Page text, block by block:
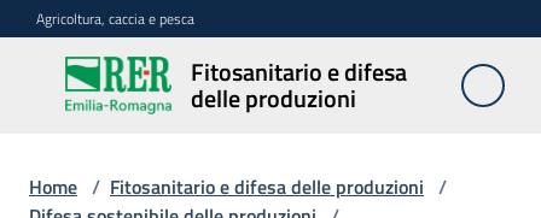
Vai al contenuto
Vai alla navigazione
Vai al footer
Agricoltura, caccia e pesca
Fitosanitario e difesa
delle produzioni
Fitosanitario
e difesa
produzioni
Home / Fitosanitario e difesa delle produzioni /